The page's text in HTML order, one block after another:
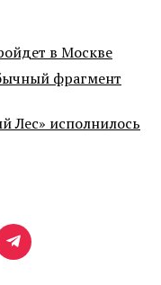
в Москве
фрагмент
Лес» исполнилось